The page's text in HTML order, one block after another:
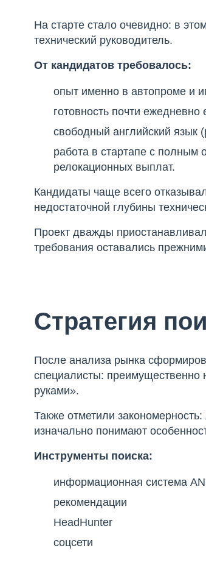
На старте стало очевидно: в
технический руководитель.
От кандидатов требовалось:
опыт именно в автопроме и
готовность почти
свободный английский язык
работа в стартапе с полным
релокационных выплат.
Кандидаты чаще всего
недостаточной глубины
Проект дважды
требования оставались
Стратегия
После анализа рынка
специалисты: преимущественно
руками».
Также отметили
изначально понимают
Инструменты поиска:
информационная система
рекомендации
HeadHunter
соцсети